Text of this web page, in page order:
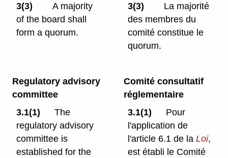
3(3)
A majority
of the board shall
form a quorum.
3(3)
La majorité
des membres du
comité constitue le
quorum.
Regulatory advisory
committee
3.1(1)
The
regulatory advisory
committee is
established for the
Comité consultatif
réglementaire
3.1(1)
Pour
l'application de
l'article 6.1 de laLoi,
est établi le Comité